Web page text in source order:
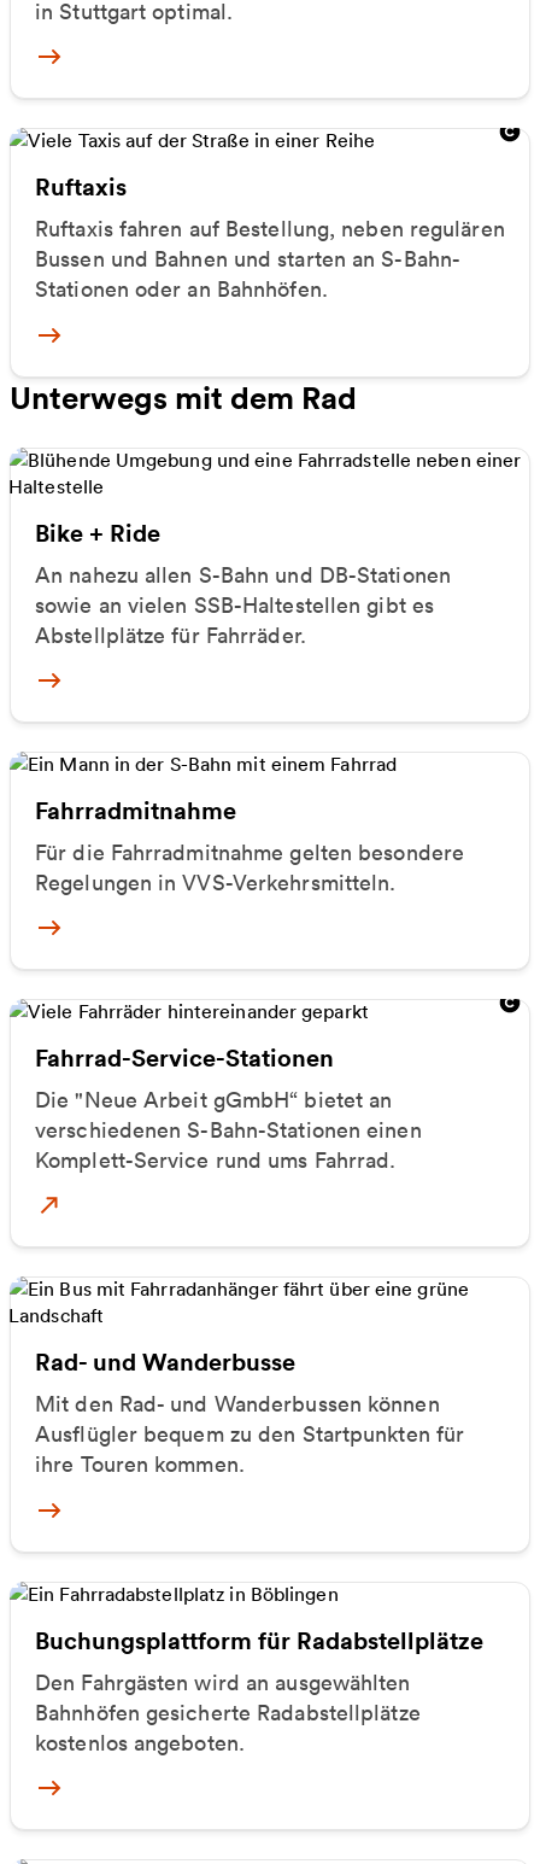
in Stuttgart optimal.
Mehr zu SSB Flex
Ruftaxis
Ruftaxis fahren auf Bestellung, neben regulären
Bussen und Bahnen und starten an S-Bahn-
Stationen oder an Bahnhöfen.
Mehr zu Ruftaxis
Unterwegs mit dem Rad
Bike + Ride
An nahezu allen S-Bahn und DB-Stationen
sowie an vielen SSB-Haltestellen gibt es
Abstellplätze für Fahrräder.
Mehr zu Bike + Ride
Fahrradmitnahme
Für die Fahrradmitnahme gelten besondere
Regelungen in VVS-Verkehrsmitteln.
Mehr zur Fahrradmitnahme
Fahrrad-Service-Stationen
Die "Neue Arbeit gGmbH“ bietet an
verschiedenen S-Bahn-Stationen einen
Komplett-Service rund ums Fahrrad.
Mehr zur Fahrrad-Service-Station
Rad- und Wanderbusse
Mit den Rad- und Wanderbussen können
Ausflügler bequem zu den Startpunkten für
ihre Touren kommen.
Mehr zu Rad- und Wanderbusse
Buchungsplattform für Radabstellplätze
Den Fahrgästen wird an ausgewählten
Bahnhöfen gesicherte Radabstellplätze
kostenlos angeboten.
Mehr zur Fahrrad-Service-Station